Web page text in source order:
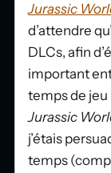
Jurassic
d’attendre
DLCs, afin
important
temps de jeu
Jurassic
j’étais
temps